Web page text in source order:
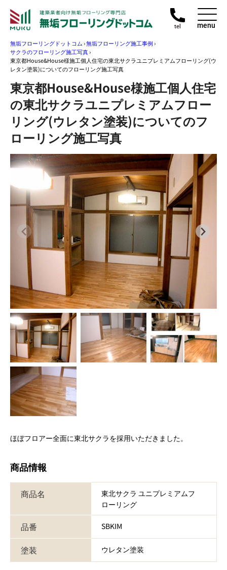
tel menu
無垢フローリングドットコム›無垢フローリング施工事例›
サクラのフローリング施工写真›
東京都House&House様施工個人住宅の東北サクラユニプレミアムフローリング(ウ
レタン塗装)についてのフローリング施工写真
東京都House&House様施工個人住宅
の東北サクラユニプレミアムフロー
リング(ウレタン塗装)についてのフ
ローリング施工写真
ほぼフロアー全面に東北サクラを採用いただきました。
商品情報
商品名
東北サクラ ユニプレミアムフ
ローリング
品番 SBKIM
塗装 ウレタン塗装